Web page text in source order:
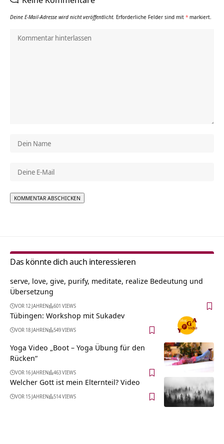
Deine E-Mail-Adresse wird nicht veröffentlicht. Erforderliche Felder sind mit * markiert.
Das könnte dich auch interessieren
serve, love, give, purify, meditate, realize Bedeutung und
Übersetzung
VOR 12 JAHREN 601 VIEWS
Tübingen: Workshop mit Sukadev
VOR 18 JAHREN 549 VIEWS
Yoga Video „Boot – Yoga Übung für den
Rücken“
VOR 16 JAHREN 463 VIEWS
Welcher Gott ist mein Elternteil? Video
VOR 15 JAHREN 514 VIEWS